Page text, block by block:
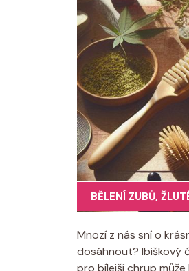
BĚLENÍ ZUBŮ,
Mnozí z nás sní o
dosáhnout? Ibiškový
pro bílejší chrup